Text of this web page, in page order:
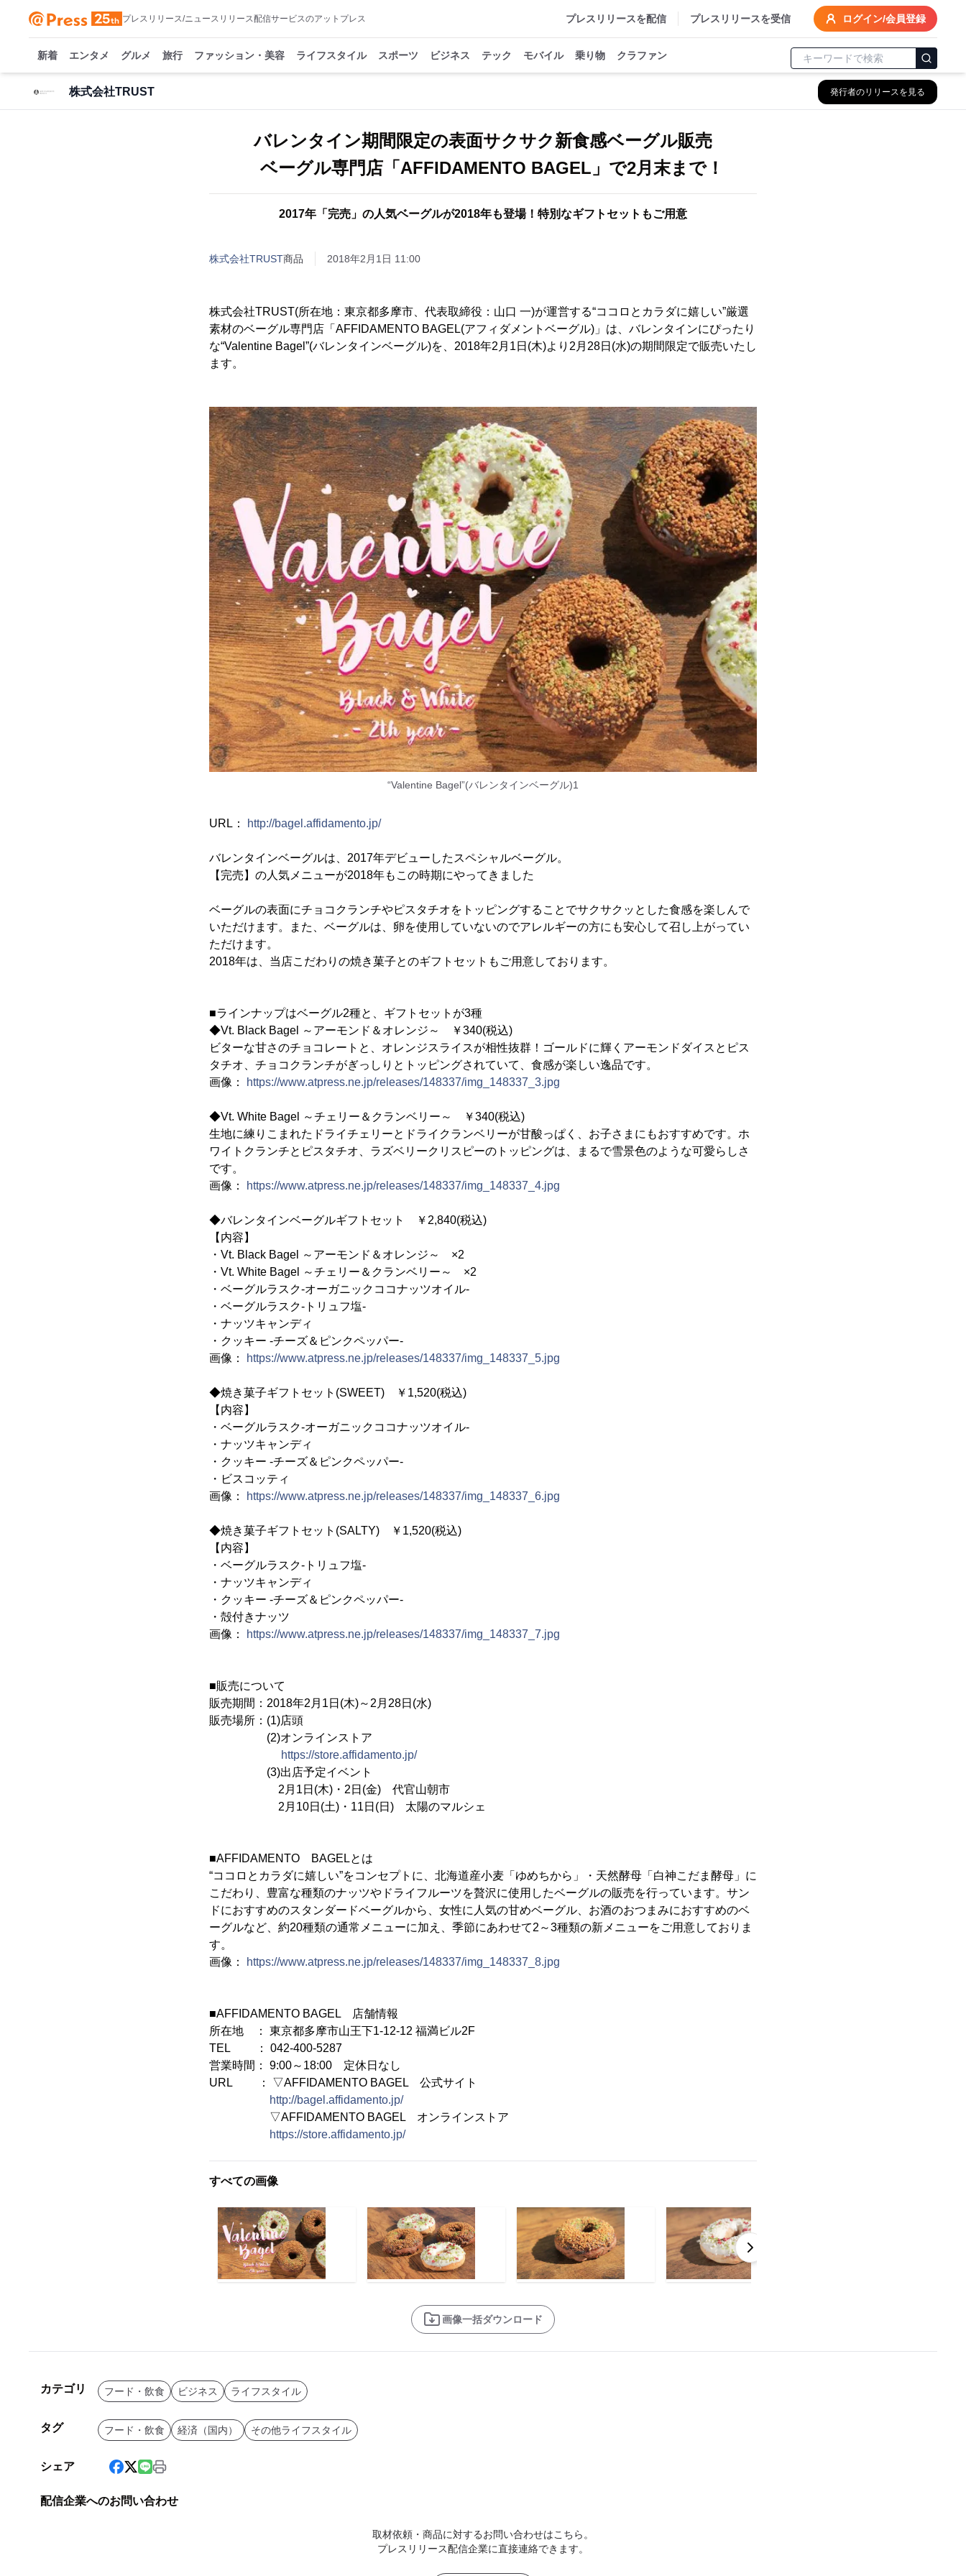
プレスリリース/ニュースリリース配信サービスのアットプレス プレスリリースを配信 プレスリリースを受信 ログイン/会員登録
新着 エンタメ グルメ 旅行 ファッション・美容 ライフスタイル スポーツ ビジネス テック モバイル 乗り物 クラファン
株式会社TRUST 発行者のリリースを見る
バレンタイン期間限定の表面サクサク新食感ベーグル販売
ベーグル専門店「AFFIDAMENTO BAGEL」で2月末まで！
2017年「完売」の人気ベーグルが2018年も登場！特別なギフトセットもご用意
株式会社TRUST商品 2018年2月1日 11:00
株式会社TRUST(所在地：東京都多摩市、代表取締役：山口 一)が運営する“ココロとカラダに嬉しい”厳選
素材のベーグル専門店「AFFIDAMENTO BAGEL(アフィダメントベーグル)」は、バレンタインにぴったり
な“Valentine Bagel”(バレンタインベーグル)を、2018年2月1日(木)より2月28日(水)の期間限定で販売いたし
ます。
“Valentine Bagel”(バレンタインベーグル)1
URL： http://bagel.affidamento.jp/
バレンタインベーグルは、2017年デビューしたスペシャルベーグル。
【完売】の人気メニューが2018年もこの時期にやってきました
ベーグルの表面にチョコクランチやピスタチオをトッピングすることでサクサクッとした食感を楽しんで
いただけます。また、ベーグルは、卵を使用していないのでアレルギーの方にも安心して召し上がってい
ただけます。
2018年は、当店こだわりの焼き菓子とのギフトセットもご用意しております。
■ラインナップはベーグル2種と、ギフトセットが3種
◆Vt. Black Bagel ～アーモンド＆オレンジ～ ￥340(税込)
ビターな甘さのチョコレートと、オレンジスライスが相性抜群！ゴールドに輝くアーモンドダイスとピス
タチオ、チョコクランチがぎっしりとトッピングされていて、食感が楽しい逸品です。
画像：
https://www.atpress.ne.jp/releases/148337/img_148337_3.jpg
◆Vt. White Bagel ～チェリー＆クランベリー～ ￥340(税込)
生地に練りこまれたドライチェリーとドライクランベリーが甘酸っぱく、お子さまにもおすすめです。ホ
ワイトクランチとピスタチオ、ラズベリークリスピーのトッピングは、まるで雪景色のような可愛らしさ
です。
画像：
https://www.atpress.ne.jp/releases/148337/img_148337_4.jpg
◆バレンタインベーグルギフトセット ￥2,840(税込)
【内容】
・Vt. Black Bagel ～アーモンド＆オレンジ～ ×2
・Vt. White Bagel ～チェリー＆クランベリー～ ×2
・ベーグルラスク‐オーガニックココナッツオイル‐
・ベーグルラスク‐トリュフ塩‐
・ナッツキャンディ
・クッキー -チーズ＆ピンクペッパー‐
画像：
https://www.atpress.ne.jp/releases/148337/img_148337_5.jpg
◆焼き菓子ギフトセット(SWEET) ￥1,520(税込)
【内容】
・ベーグルラスク‐オーガニックココナッツオイル‐
・ナッツキャンディ
・クッキー -チーズ＆ピンクペッパー-
・ビスコッティ
画像：
https://www.atpress.ne.jp/releases/148337/img_148337_6.jpg
◆焼き菓子ギフトセット(SALTY) ￥1,520(税込)
【内容】
・ベーグルラスク‐トリュフ塩‐
・ナッツキャンディ
・クッキー -チーズ＆ピンクペッパー-
・殻付きナッツ
画像：
https://www.atpress.ne.jp/releases/148337/img_148337_7.jpg
■販売について
販売期間：2018年2月1日(木)～2月28日(水)
販売場所：(1)店頭
(2)オンラインストア
https://store.affidamento.jp/
(3)出店予定イベント
2月1日(木)・2日(金) 代官山朝市
2月10日(土)・11日(日) 太陽のマルシェ
■AFFIDAMENTO BAGELとは
“ココロとカラダに嬉しい”をコンセプトに、北海道産小麦「ゆめちから」・天然酵母「白神こだま酵母」に
こだわり、豊富な種類のナッツやドライフルーツを贅沢に使用したベーグルの販売を行っています。サン
ドにおすすめのスタンダードベーグルから、女性に人気の甘めベーグル、お酒のおつまみにおすすめのベ
ーグルなど、約20種類の通常メニューに加え、季節にあわせて2～3種類の新メニューをご用意しておりま
す。
画像：
https://www.atpress.ne.jp/releases/148337/img_148337_8.jpg
■AFFIDAMENTO BAGEL 店舗情報
所在地 ： 東京都多摩市山王下1-12-12 福満ビル2F
TEL ： 042-400-5287
営業時間： 9:00～18:00 定休日なし
URL ： ▽AFFIDAMENTO BAGEL 公式サイト
http://bagel.affidamento.jp/
▽AFFIDAMENTO BAGEL オンラインストア
https://store.affidamento.jp/
すべての画像
画像一括ダウンロード
カテゴリ フード・飲食 ビジネス ライフスタイル
タグ フード・飲食 経済（国内） その他ライフスタイル
シェア
配信企業へのお問い合わせ
取材依頼・商品に対するお問い合わせはこちら。
プレスリリース配信企業に直接連絡できます。